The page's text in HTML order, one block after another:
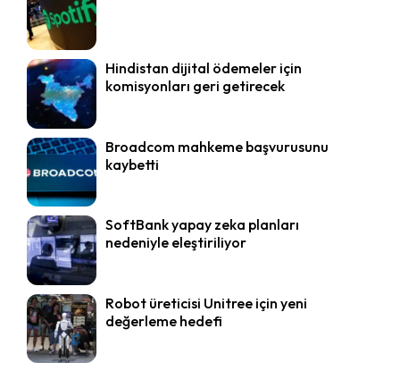
Hindistan dijital ödemeler için
komisyonları geri getirecek
Broadcom mahkeme başvurusunu
kaybetti
SoftBank yapay zeka planları
nedeniyle eleştiriliyor
Robot üreticisi Unitree için yeni
değerleme hedefi